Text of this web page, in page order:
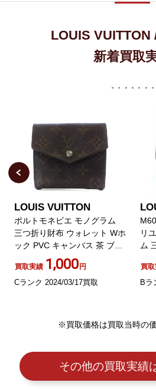
LOUIS VUITTON
新着買取
LOUIS VUITTON
ポルトモネビエ モノグラム
三つ折り財布 ウォレット Wホ
ック PVC キャンバス 茶 ブラ
ウン M61660
買取実績 1,000円
Cランク 2024/03/17買取
リ
ム
買
Bラ
※買取価格は買取当時の
その他の買取実績